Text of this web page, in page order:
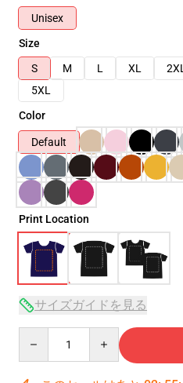
Unisex
Size
S
M L XL 2XL
5XL
Color
Default
Print Location
サイズガイドを見る